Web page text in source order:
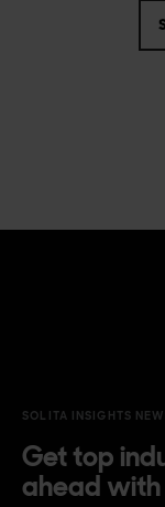
SOLITA INSIGHTS
Get top
ahead